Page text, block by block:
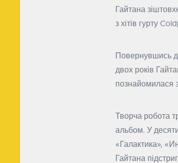
Гайтана
з хітів гурту
Повернувшись
двох років
познайомилася
Творча робота
альбом. У
«Галактика»,
Гайтана